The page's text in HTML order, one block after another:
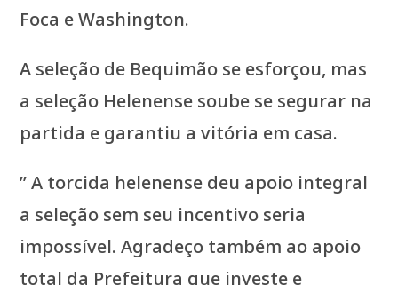
Foca e Washington.
A seleção de Bequimão se esforçou, mas
a seleção Helenense soube se segurar na
partida e garantiu a vitória em casa.
” A torcida helenense deu apoio integral
a seleção sem seu incentivo seria
impossível. Agradeço também ao apoio
total da Prefeitura que investe e